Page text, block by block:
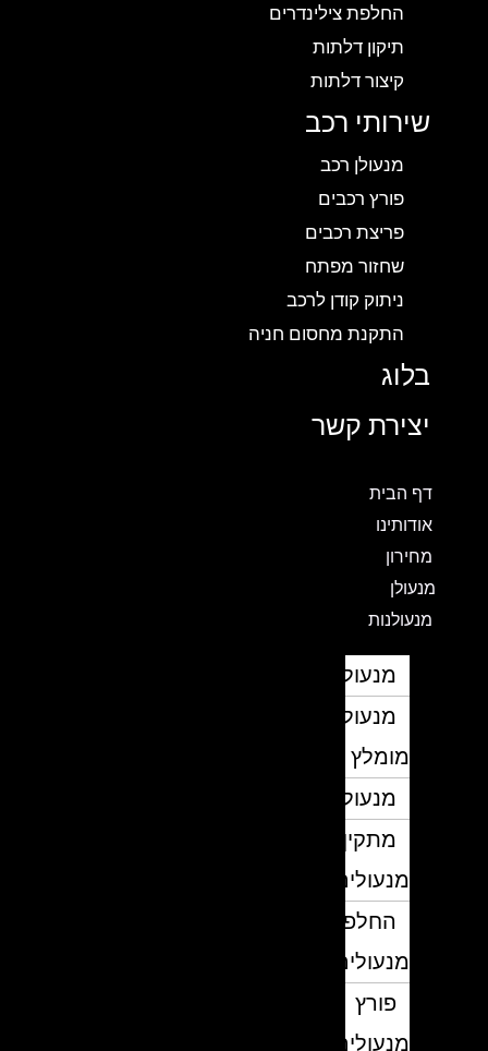
החלפת צילינדרים
תיקון דלתות
קיצור דלתות
שירותי רכב
מנעולן רכב
פורץ רכבים
פריצת רכבים
שחזור מפתח
ניתוק קודן לרכב
התקנת מחסום חניה
בלוג
יצירת קשר
דף הבית
אודותינו
מחירון
מנעולן
מנעולנות
מנעולן
מנעולן
מומלץ
מנעולנים
מתקין
מנעולים
החלפת
מנעולים
פורץ
מנעולים